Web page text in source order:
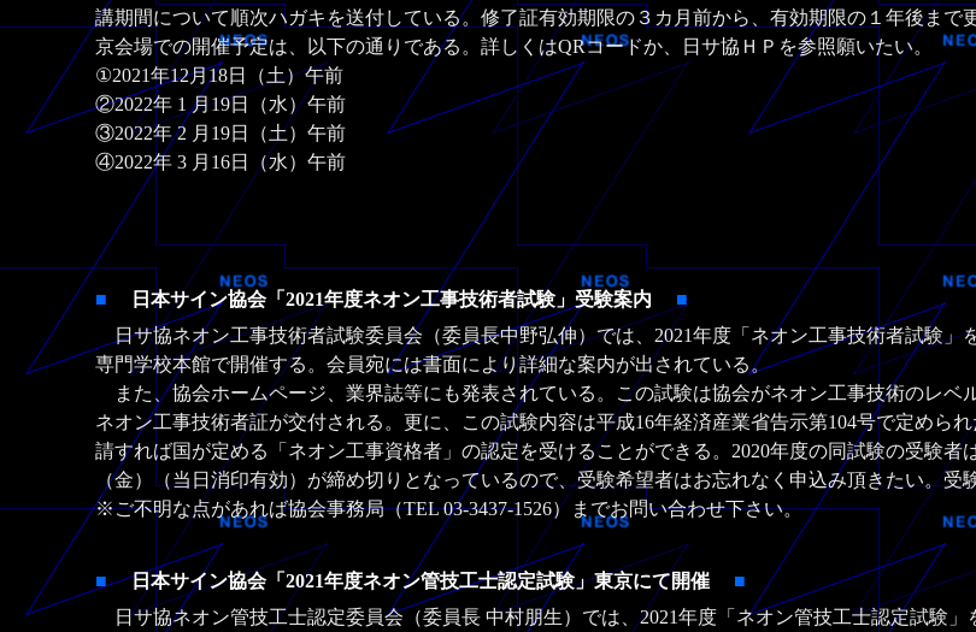
講期間について順次ハガキを送付している。修了証有効期限の３カ月前から、有効期限の１年後ま
京会場での開催予定は、以下の通りである。詳しくはQRコードか、日サ協ＨＰを参照願いたい。
①2021年12月18日（土）午前
②2022年 1 月19日（水）午前
③2022年 2 月19日（土）午前
④2022年 3 月16日（水）午前
■ 日本サイン協会「2021年度ネオン工事技術者試験」受験案内 ■
日サ協ネオン工事技術者試験委員会（委員長中野弘伸）では、2021年度「ネオン工事技術者試験」
専門学校本館で開催する。会員宛には書面により詳細な案内が出されている。
また、協会ホームページ、業界誌等にも発表されている。この試験は協会がネオン工事技術のレベ
ネオン工事技術者証が交付される。更に、この試験内容は平成16年経済産業省告示第104号で定めら
請すれば国が定める「ネオン工事資格者」の認定を受けることができる。2020年度の同試験の受験者
（金）（当日消印有効）が締め切りとなっているので、受験希望者はお忘れなく申込み頂きたい。受
※ご不明な点があれば協会事務局（TEL 03-3437-1526）までお問い合わせ下さい。
■日本サイン協会「2021年度ネオン管技工士認定試験」東京にて開催 ■
日サ協ネオン管技工士認定委員会（委員長 中村朋生）では、2021年度「ネオン管技工士認定試験